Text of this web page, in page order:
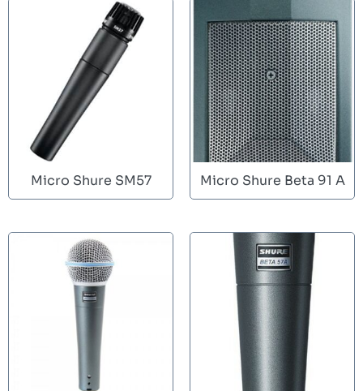
Micro Shure SM57 Micro Shure Beta 91 A